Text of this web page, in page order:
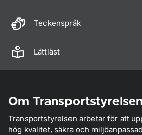
Teckenspråk
Lättläst
Om
Transportstyrelsen arbetar för att
hög kvalitet, säkra och